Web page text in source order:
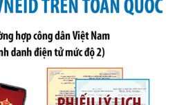
CP
NĐ-CP của Chính phủ: Sửa
Nghị định số 125/2020/NĐ-СР
của Chính phủ quy định xử
thuế, hóa đơn được sửa đổi, bổ
2021/NĐ-CP